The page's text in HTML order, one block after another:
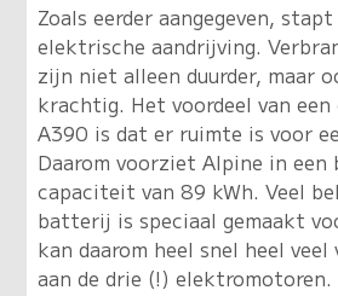
Zoals eerder aangegeven,
elektrische aandrijving.
zijn niet alleen duurder, maar
krachtig. Het voordeel van
A390 is dat er ruimte is voor
Daarom voorziet Alpine in
capaciteit van 89 kWh. Veel
batterij is speciaal gemaakt
kan daarom heel snel heel veel
aan de drie (!) elektromotoren.